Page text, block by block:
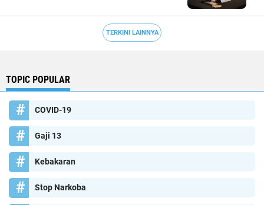
TERKINI LAINNYA
TOPIC POPULAR
COVID-19
Gaji 13
Kebakaran
Stop Narkoba